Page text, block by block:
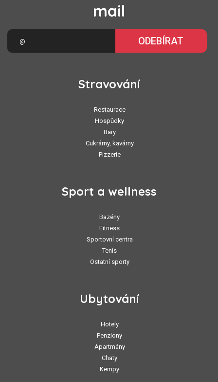
mail
ODEBÍRAT
Stravování
Restaurace
Hospůdky
Bary
Cukrárny, kavárny
Pizzerie
Sport a wellness
Bazény
Fitness
Sportovní centra
Tenis
Ostatní sporty
Ubytování
Hotely
Penziony
Apartmány
Chaty
Kempy